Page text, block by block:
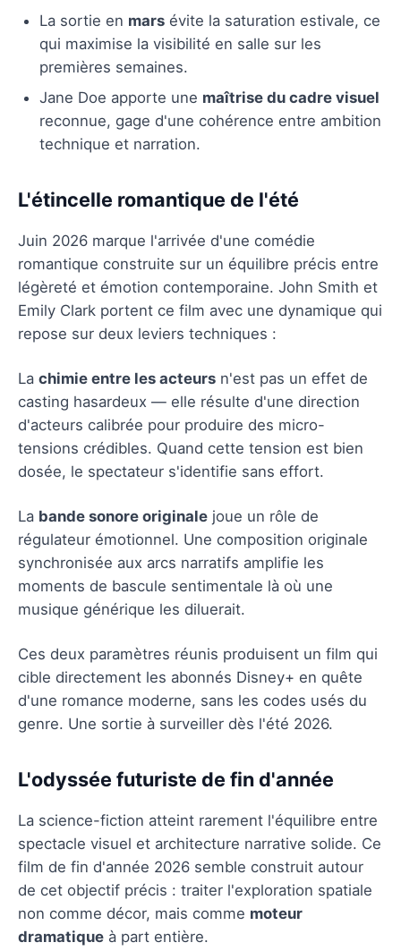
La sortie en mars évite la saturation estivale, ce
qui maximise la visibilité en salle sur les
premières semaines.
Jane Doe apporte une maîtrise du cadre visuel
reconnue, gage d'une cohérence entre ambition
technique et narration.
L'étincelle romantique de l'été
Juin 2026 marque l'arrivée d'une comédie
romantique construite sur un équilibre précis entre
légèreté et émotion contemporaine. John Smith et
Emily Clark portent ce film avec une dynamique qui
repose sur deux leviers techniques :
La chimie entre les acteurs n'est pas un effet de
casting hasardeux — elle résulte d'une direction
d'acteurs calibrée pour produire des micro-
tensions crédibles. Quand cette tension est bien
dosée, le spectateur s'identifie sans effort.
La bande sonore originale joue un rôle de
régulateur émotionnel. Une composition originale
synchronisée aux arcs narratifs amplifie les
moments de bascule sentimentale là où une
musique générique les diluerait.
Ces deux paramètres réunis produisent un film qui
cible directement les abonnés Disney+ en quête
d'une romance moderne, sans les codes usés du
genre. Une sortie à surveiller dès l'été 2026.
L'odyssée futuriste de fin d'année
La science-fiction atteint rarement l'équilibre entre
spectacle visuel et architecture narrative solide. Ce
film de fin d'année 2026 semble construit autour
de cet objectif précis : traiter l'exploration spatiale
non comme décor, mais comme moteur
dramatique à part entière.